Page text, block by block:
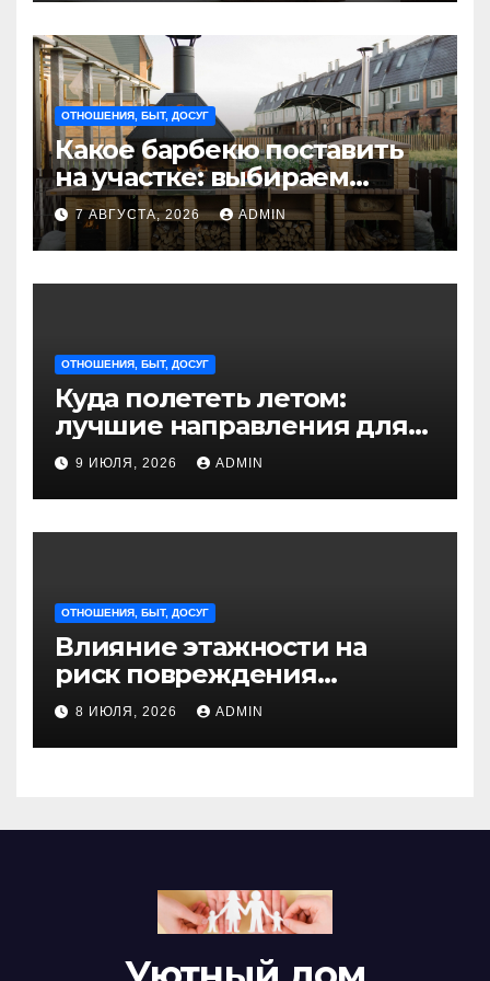
ОТНОШЕНИЯ, БЫТ, ДОСУГ
Какое барбекю поставить
на участке: выбираем
идеальное решение для
отдыха на природе
7 АВГУСТА, 2026 ADMIN
ОТНОШЕНИЯ, БЫТ, ДОСУГ
Куда полететь летом:
лучшие направления для
отдыха из Санкт-
Петербурга
9 ИЮЛЯ, 2026 ADMIN
ОТНОШЕНИЯ, БЫТ, ДОСУГ
Влияние этажности на
риск повреждения
недвижимости
8 ИЮЛЯ, 2026 ADMIN